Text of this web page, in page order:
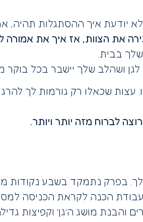
יודעת איך ההסתגלות תהיה,
את הצוות, אז איך את אמורה
בבית.
ושהלב שלך יישבר בכל בוקר
שכאלו רק גורמות לך
לברוח מזה יותר ויותר.
בפרק נתמקד בשבע נקודות
הכנה לקראת הכניסה
והבנת מושג ה’גן’ וקפיצות